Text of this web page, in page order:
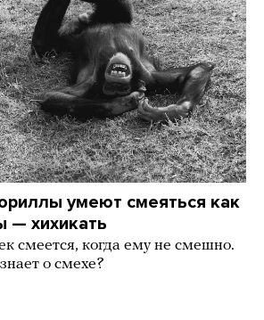
умеют смеяться как
— хихикать
смеется, когда ему не смешно.
о смехе?